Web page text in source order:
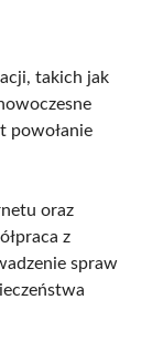
takich jak
powołanie
oraz
z
spraw